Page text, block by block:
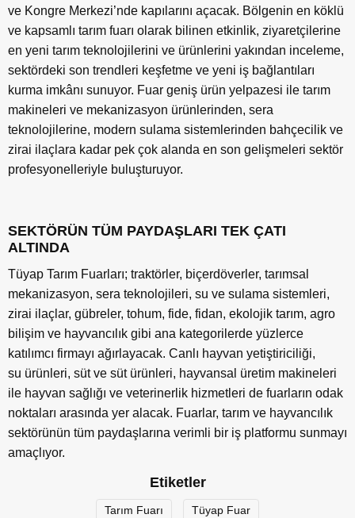
ve Kongre Merkezi’nde kapılarını açacak. Bölgenin en köklü
ve kapsamlı tarım fuarı olarak bilinen etkinlik, ziyaretçilerine
en yeni tarım teknolojilerini ve ürünlerini yakından inceleme,
sektördeki son trendleri keşfetme ve yeni iş bağlantıları
kurma imkânı sunuyor. Fuar geniş ürün yelpazesi ile tarım
makineleri ve mekanizasyon ürünlerinden, sera
teknolojilerine, modern sulama sistemlerinden bahçecilik ve
zirai ilaçlara kadar pek çok alanda en son gelişmeleri sektör
profesyonelleriyle buluşturuyor.
SEKTÖRÜN TÜM PAYDAŞLARI TEK ÇATI
ALTINDA
Tüyap Tarım Fuarları; traktörler, biçerdöverler, tarımsal
mekanizasyon, sera teknolojileri, su ve sulama sistemleri,
zirai ilaçlar, gübreler, tohum, fide, fidan, ekolojik tarım, agro
bilişim ve hayvancılık gibi ana kategorilerde yüzlerce
katılımcı firmayı ağırlayacak. Canlı hayvan yetiştiriciliği,
su ürünleri, süt ve süt ürünleri, hayvansal üretim makineleri
ile hayvan sağlığı ve veterinerlik hizmetleri de fuarların odak
noktaları arasında yer alacak. Fuarlar, tarım ve hayvancılık
sektörünün tüm paydaşlarına verimli bir iş platformu sunmayı
amaçlıyor.
Etiketler
Tarım Fuarı Tüyap Fuar